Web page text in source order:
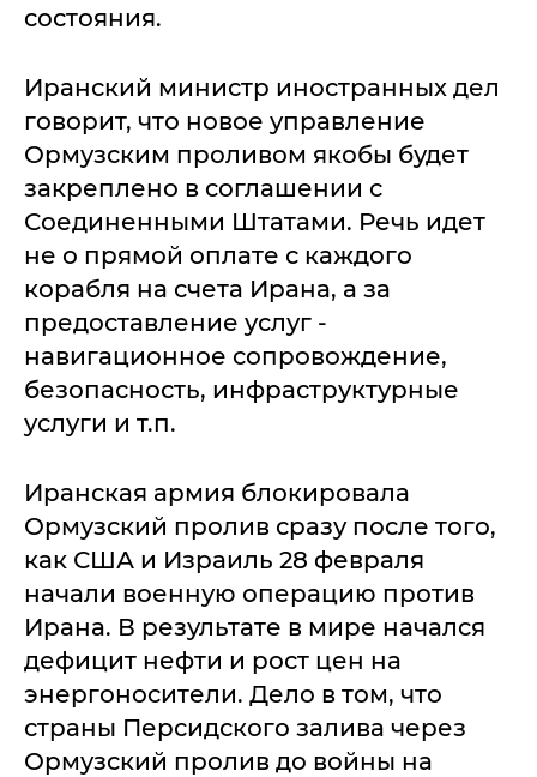
состояния.
Иранский министр иностранных дел
говорит, что новое управление
Ормузским проливом якобы будет
закреплено в соглашении с
Соединенными Штатами. Речь идет
не о прямой оплате с каждого
корабля на счета Ирана, а за
предоставление услуг -
навигационное сопровождение,
безопасность, инфраструктурные
услуги и т.п.
Иранская армия блокировала
Ормузский пролив сразу после того,
как США и Израиль 28 февраля
начали военную операцию против
Ирана. В результате в мире начался
дефицит нефти и рост цен на
энергоносители. Дело в том, что
страны Персидского залива через
Ормузский пролив до войны на